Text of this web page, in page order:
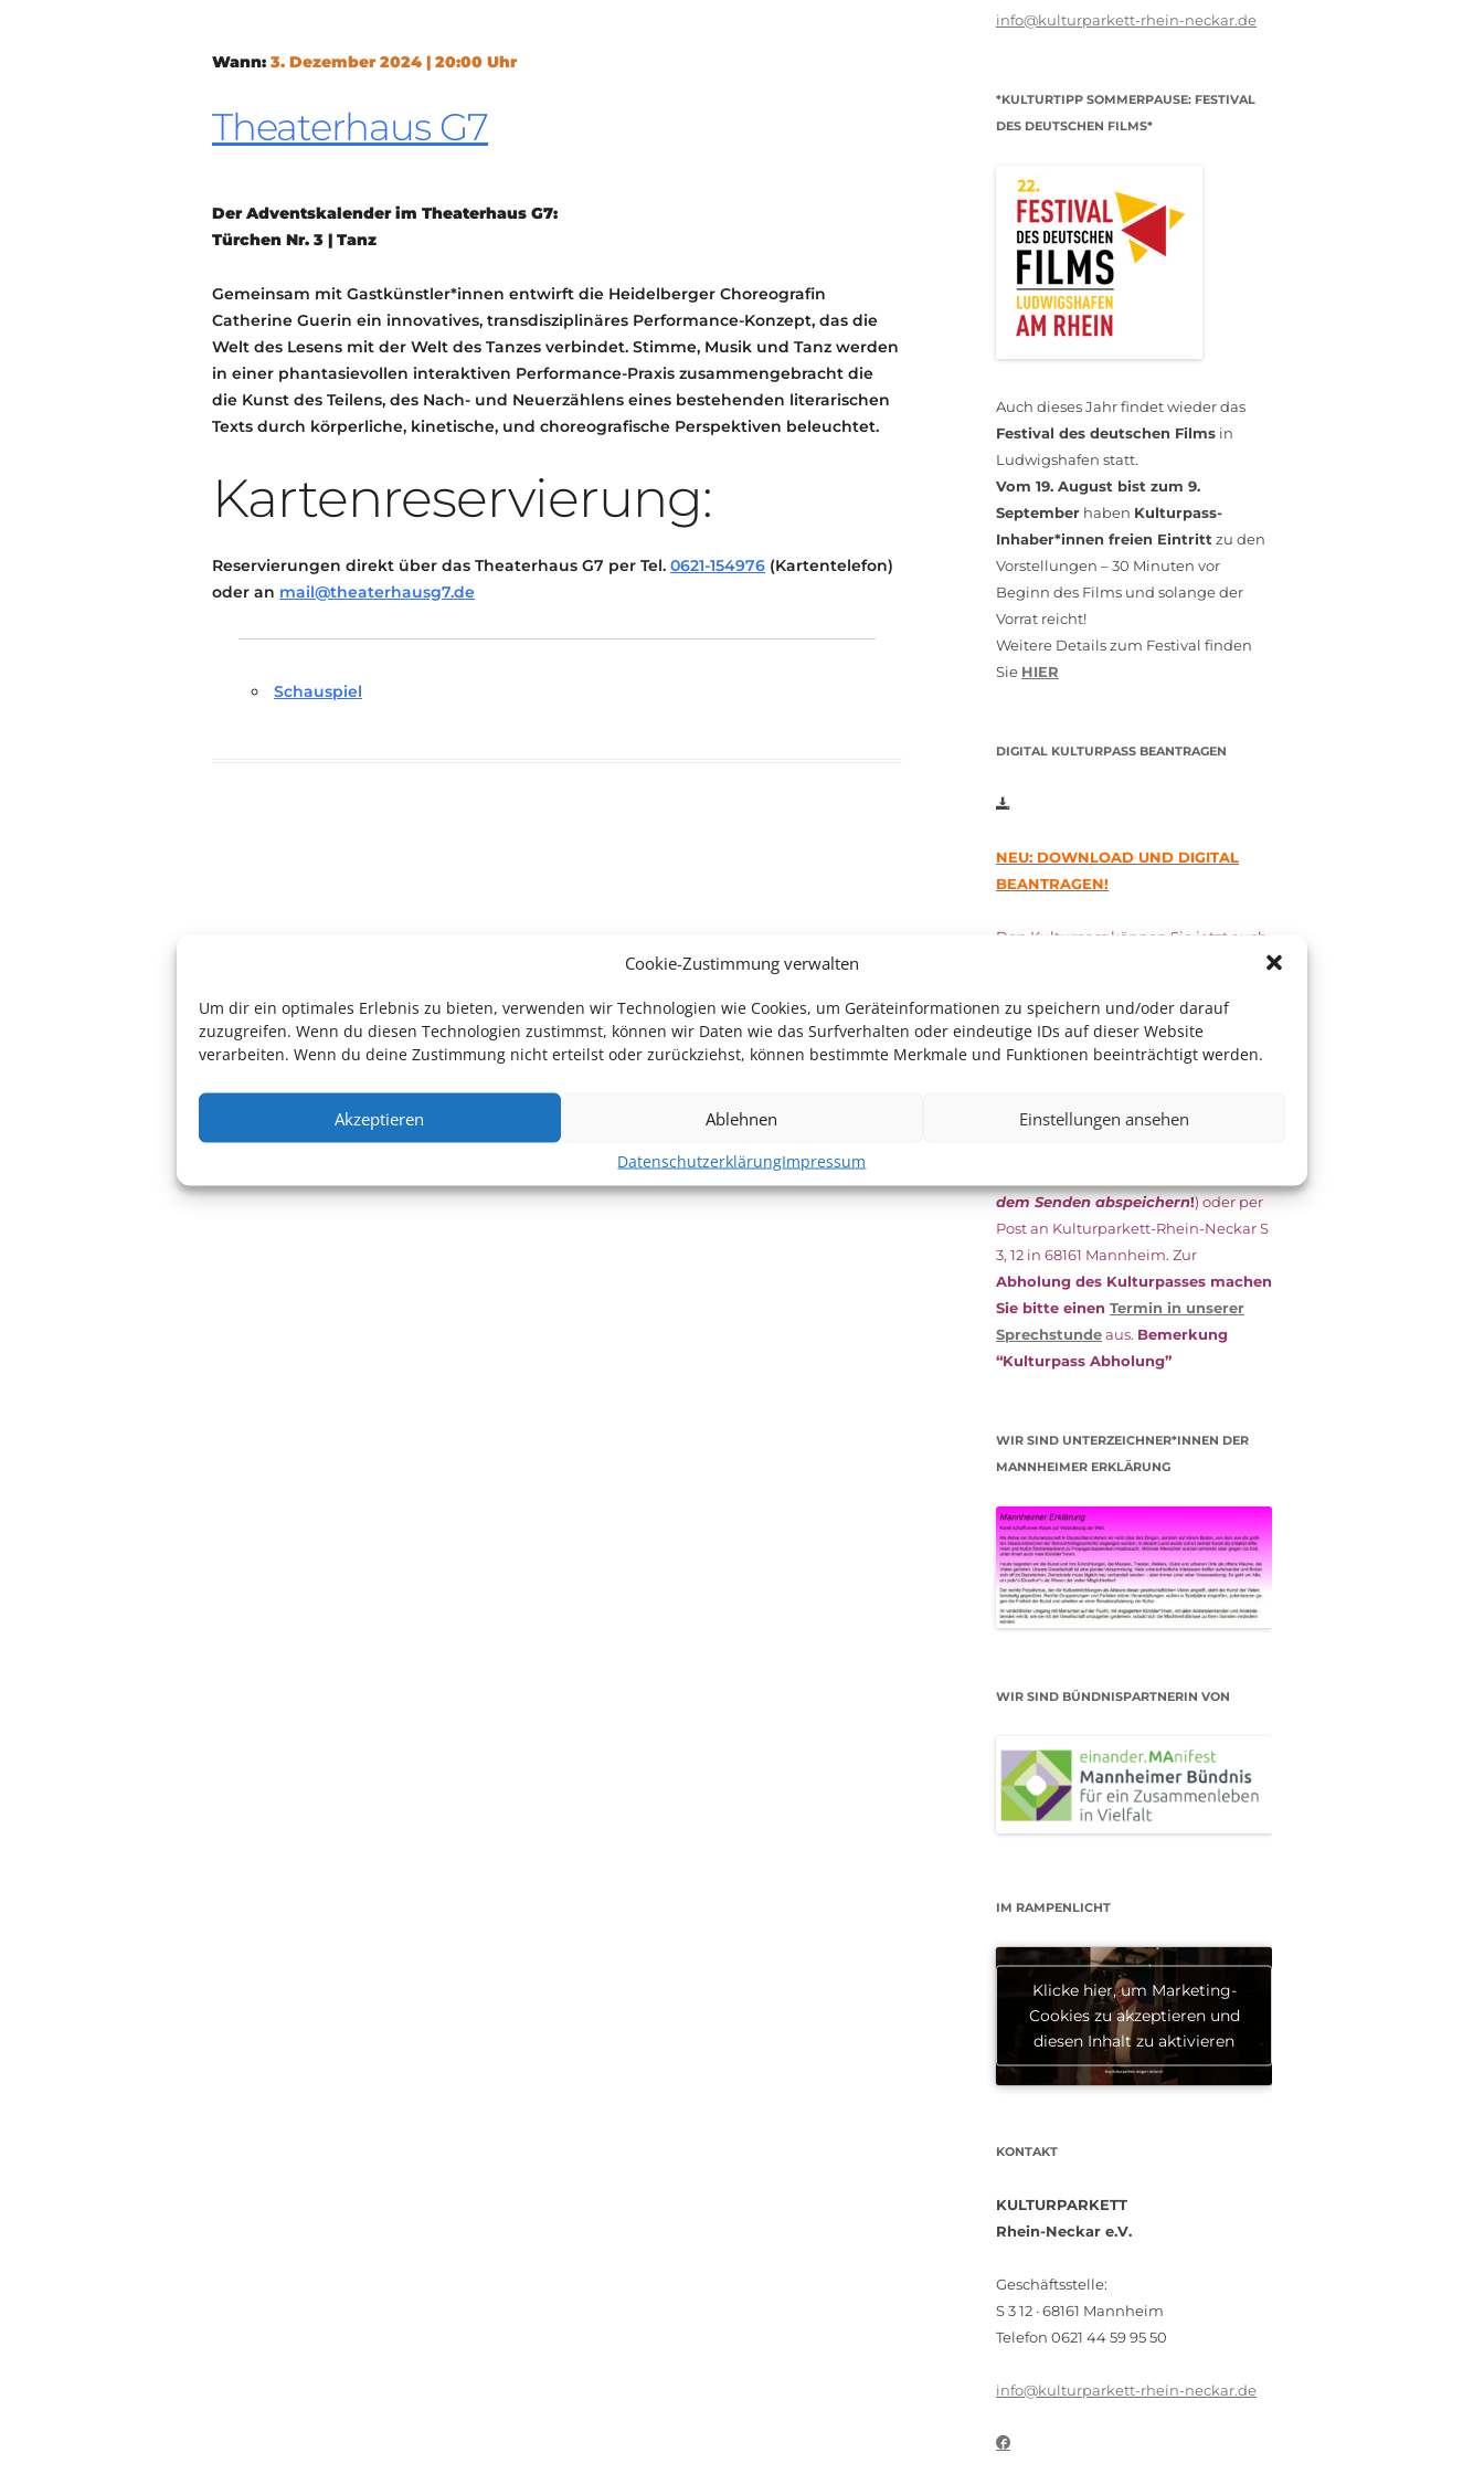
Cookie-Zustimmung verwalten
Um dir ein optimales Erlebnis zu bieten, verwenden wir Technologien wie Cookies, um Geräteinformationen zu speichern und/oder darauf
zuzugreifen. Wenn du diesen Technologien zustimmst, können wir Daten wie das Surfverhalten oder eindeutige IDs auf dieser Website
verarbeiten. Wenn du deine Zustimmung nicht erteilst oder zurückziehst, können bestimmte Merkmale und Funktionen beeinträchtigt werden.
Akzeptieren Ablehnen Einstellungen ansehen
DatenschutzerklärungImpressum
Wann: 3. Dezember 2024 | 20:00 Uhr
Theaterhaus G7
Der Adventskalender im Theaterhaus G7:
Türchen Nr. 3 | Tanz
Gemeinsam mit Gastkünstler*innen entwirft die Heidelberger Choreografin
Catherine Guerin ein innovatives, transdisziplinäres Performance-Konzept, das die
Welt des Lesens mit der Welt des Tanzes verbindet. Stimme, Musik und Tanz werden
in einer phantasievollen interaktiven Performance-Praxis zusammengebracht die
die Kunst des Teilens, des Nach- und Neuerzählens eines bestehenden literarischen
Texts durch körperliche, kinetische, und choreografische Perspektiven beleuchtet.
Kartenreservierung:
Reservierungen direkt über das Theaterhaus G7 per Tel. 0621-154976 (Kartentelefon)
oder an mail@theaterhausg7.de
Schauspiel
info@kulturparkett-rhein-neckar.de
*KULTURTIPP SOMMERPAUSE: FESTIVAL
DES DEUTSCHEN FILMS*
Auch dieses Jahr findet wieder das
Festival des deutschen Films in
Ludwigshafen statt.
Vom 19. August bist zum 9.
September haben Kulturpass-
Inhaber*innen freien Eintritt zu den
Vorstellungen – 30 Minuten vor
Beginn des Films und solange der
Vorrat reicht!
Weitere Details zum Festival finden
Sie HIER
DIGITAL KULTURPASS BEANTRAGEN
NEU: DOWNLOAD UND DIGITAL
BEANTRAGEN!
Den Kulturpass können Sie jetzt auch
esunterschriebenzusammen mit
dem aktuellen
(Bürgergeld/
das Kulturparkett zurück: Per E-Mail
dem Senden abspeichern!) oder per
Post an Kulturparkett-Rhein-Neckar S
3, 12 in 68161 Mannheim. Zur
Abholung des Kulturpasses machen
Sie bitte einen Termin in unserer
Sprechstundeaus. Bemerkung
“Kulturpass Abholung”
WIR SIND UNTERZEICHNER*INNEN DER
MANNHEIMER ERKLÄRUNG
WIR SIND BÜNDNISPARTNERIN VON
IM RAMPENLICHT
Klicke hier, um Marketing-
Cookies zu akzeptieren und
diesen Inhalt zu aktivieren
KONTAKT
KULTURPARKETT
Rhein-Neckar e.V.
Geschäftsstelle:
S 3 12 · 68161 Mannheim
Telefon 0621 44 59 95 50
info@kulturparkett-rhein-neckar.de